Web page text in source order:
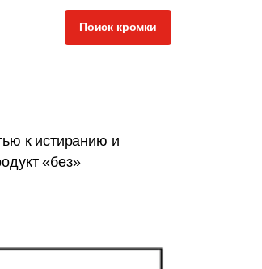
Поиск кромки
к истиранию и
«без»